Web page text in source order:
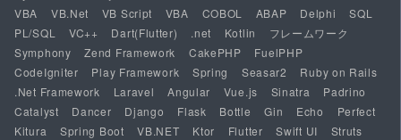
VBA
VB.Net VB Script VBA COBOL ABAP Delphi
SQL
PL/SQL
VC++ Dart(Flutter) .net Kotlin
フレームワーク
Symphony
Zend Framework CakePHP
FuelPHP
CodeIgniter
Play Framework Spring Seasar2
Ruby on Rails
.Net Framework
Laravel Angular Vue.js Sinatra
Padrino
Catalyst
Dancer Django Flask Bottle Gin Echo
Perfect
Kitura
Spring Boot VB.NET Ktor Flutter Swift UI
Struts